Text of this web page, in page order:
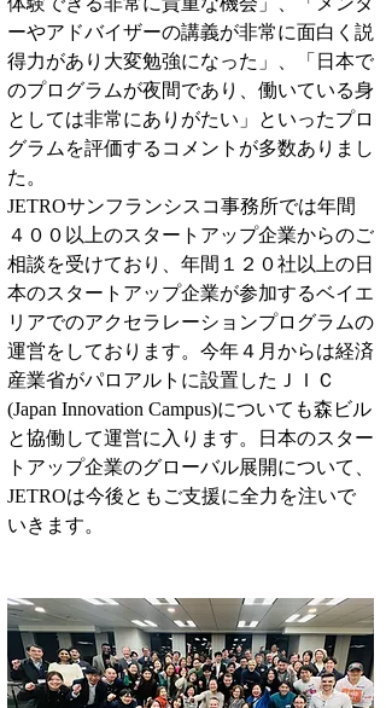
ーやアドバイザーの講義が非常に面白く説
得力があり大変勉強になった」、「日本で
のプログラムが夜間であり、働いている身
としては非常にありがたい」といったプロ
グラムを評価するコメントが多数ありまし
た。
JETROサンフランシスコ事務所では年間
４００以上のスタートアップ企業からのご
相談を受けており、年間１２０社以上の日
本のスタートアップ企業が参加するベイエ
リアでのアクセラレーションプログラムの
運営をしております。今年４月からは経済
産業省がパロアルトに設置したＪＩＣ
(Japan Innovation Campus)についても森ビル
と協働して運営に入ります。日本のスター
トアップ企業のグローバル展開について、
JETROは今後ともご支援に全力を注いで
いきます。